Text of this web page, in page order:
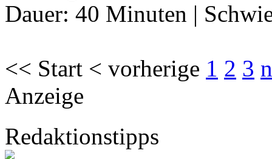
Dauer: 40 Minuten |
<< Start < vorherige 1 2 3
Anzeige
Redaktionstipps